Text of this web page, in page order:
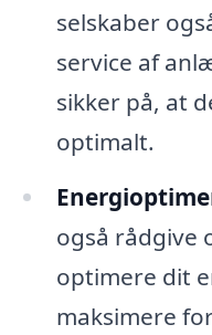
selskaber
service af
sikker på, at
optimalt.
også rådgive
optimere dit
maksimere